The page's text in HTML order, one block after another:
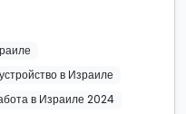
в Израиле
в Израиле 2024